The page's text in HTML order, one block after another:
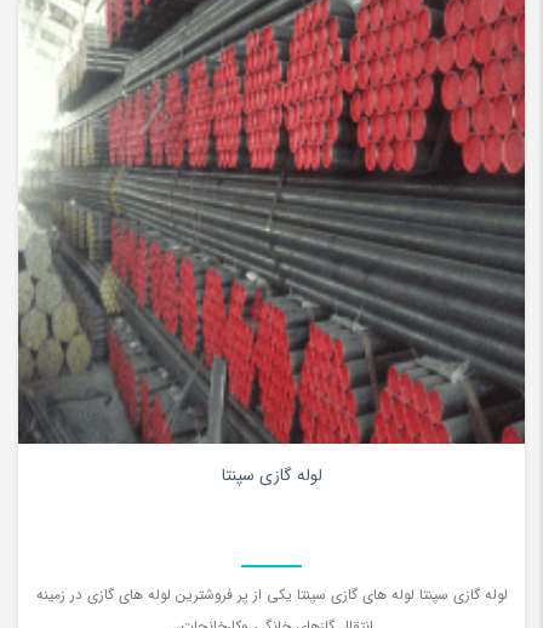
لوله گازی سپنتا
لوله گازی سپنتا لوله های گازی سپنتا یکی از پر فروشترین لوله های گازی در زمینه